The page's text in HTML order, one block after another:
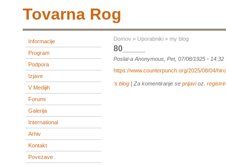
Tovarna Rog
Informacije
Program
Podpora
Izjave
V Medijih
Forumi
Galerija
International
Arhiv
Kontakt
Povezave
Domov » Uporabniki » my blog
80_____
Poslal-a Anonymous, Pet, 07/08/1925 - 14:32
https://www.counterpunch.org/2025/08/04/
's blog | Za komentiranje se prijavioz.